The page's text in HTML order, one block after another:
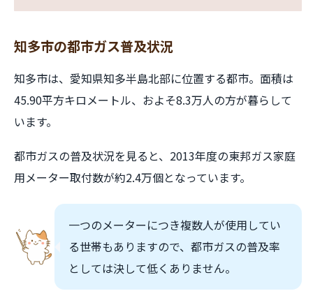
知多市の都市ガス普及状況
知多市は、愛知県知多半島北部に位置する都市。面積は
45.90平方キロメートル、およそ8.3万人の方が暮らして
います。
都市ガスの普及状況を見ると、2013年度の東邦ガス家庭
用メーター取付数が約2.4万個となっています。
一つのメーターにつき複数人が使用してい
る世帯もありますので、都市ガスの普及率
としては決して低くありません。